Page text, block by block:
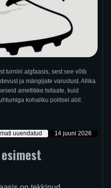
turniiri algfaasis, sest see võib
ja mängijate varustust. Allika
ametlikke tsitaate, kuid
kohaliku politsei abil.
uuendatud 14 juuni 2026